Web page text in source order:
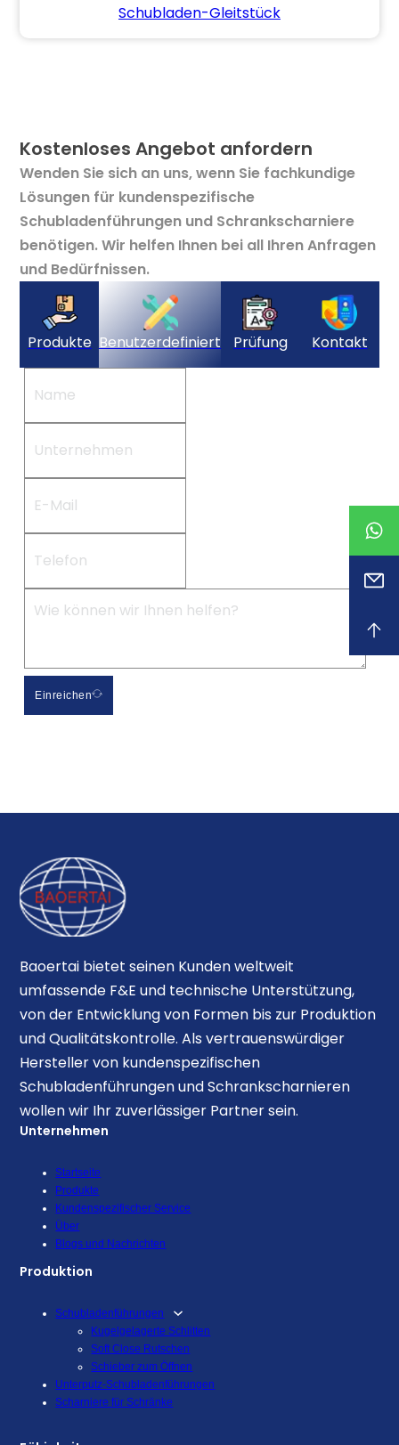
Schubladen-Gleitstück
Kostenloses Angebot anfordern
Wenden Sie sich an uns, wenn Sie fachkundige
Lösungen für kundenspezifische
Schubladenführungen und Schrankscharniere
benötigen. Wir helfen Ihnen bei all Ihren Anfragen
und Bedürfnissen.
Produkte Benutzerdefiniert Prüfung Kontakt
Einreichen
Baoertai bietet seinen Kunden weltweit
umfassende F&E und technische Unterstützung,
von der Entwicklung von Formen bis zur Produktion
und Qualitätskontrolle. Als vertrauenswürdiger
Hersteller von kundenspezifischen
Schubladenführungen und Schrankscharnieren
wollen wir Ihr zuverlässiger Partner sein.
Unternehmen
Startseite
Produkte
Kundenspezifischer Service
Über
Blogs und Nachrichten
Produktion
Schubladenführungen
Kugelgelagerte Schlitten
Soft Close Rutschen
Schieber zum Öffnen
Unterputz-Schubladenführungen
Scharniere für Schränke